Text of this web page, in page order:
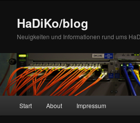
wechselnHaDiKo/blog
Neuigkeiten und Informationen rund ums
Start About Impressum